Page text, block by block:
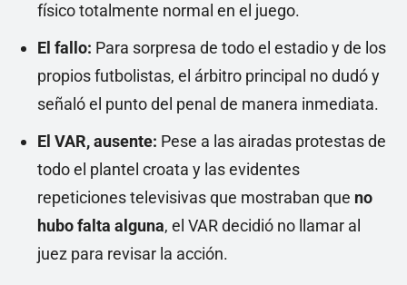
físico totalmente normal en el juego.
El fallo: Para sorpresa de todo el estadio y de los
propios futbolistas, el árbitro principal no dudó y
señaló el punto del penal de manera inmediata.
El VAR, ausente: Pese a las airadas protestas de
todo el plantel croata y las evidentes
repeticiones televisivas que mostraban que no
hubo falta alguna, el VAR decidió no llamar al
juez para revisar la acción.